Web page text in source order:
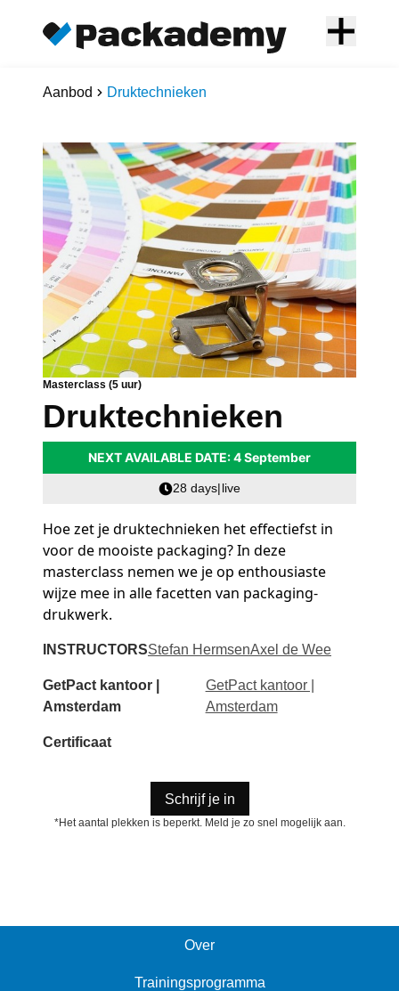
Aanbod Druktechnieken
Masterclass (5 uur)
Druktechnieken
NEXT AVAILABLE DATE: 4 September
28 days|live
Hoe zet je druktechnieken het effectiefst in
voor de mooiste packaging? In deze
masterclass nemen we je op enthousiaste
wijze mee in alle facetten van packaging-
drukwerk.
INSTRUCTORSStefan HermsenAxel de Wee
GetPact kantoor |
Amsterdam
GetPact kantoor |
Amsterdam
Certificaat
Schrijf je in
*Het aantal plekken is beperkt. Meld je zo snel mogelijk aan.
Over
Trainingsprogramma